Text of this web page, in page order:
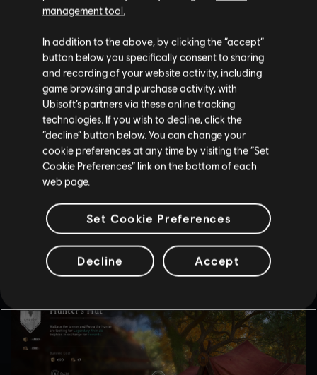
Serve perseveranza per trovare nuove armi in Assassin's Creed
Valhalla: bisogna cercarle attivamente. Armi e armatura non si
ottengono depredando i nemici, ma occorre invece usare gli
strumenti di navigazione per individuare i pezzi sulla mappa: per
questo l'esplorazione è fondamentale. In giro per il mondo ci
sono anche oggetti leggendari, ricompense per le missioni e
mercanti, perciò non accontentarti della prima arma che trovi!
Dedicati alla costruzione del tuo insediamento
management tool.
In addition to the above, by clicking the “accept”
button below you specifically consent to sharing
and recording of your website activity, including
game browsing and purchase activity, with
Ubisoft’s partners via these online tracking
technologies. If you wish to decline, click the
“decline” button below. You can change your
cookie preferences at any time by visiting the “Set
Cookie Preferences” link on the bottom of each
web page.
Set Cookie Preferences
Decline Accept